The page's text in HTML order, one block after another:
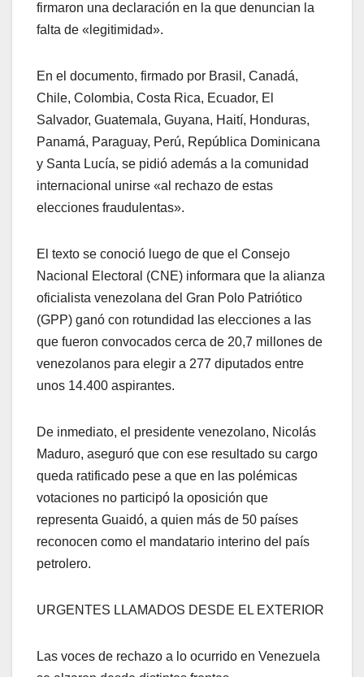
firmaron una declaración en la que denuncian la
falta de «legitimidad».
En el documento, firmado por Brasil, Canadá,
Chile, Colombia, Costa Rica, Ecuador, El
Salvador, Guatemala, Guyana, Haití, Honduras,
Panamá, Paraguay, Perú, República Dominicana
y Santa Lucía, se pidió además a la comunidad
internacional unirse «al rechazo de estas
elecciones fraudulentas».
El texto se conoció luego de que el Consejo
Nacional Electoral (CNE) informara que la alianza
oficialista venezolana del Gran Polo Patriótico
(GPP) ganó con rotundidad las elecciones a las
que fueron convocados cerca de 20,7 millones de
venezolanos para elegir a 277 diputados entre
unos 14.400 aspirantes.
De inmediato, el presidente venezolano, Nicolás
Maduro, aseguró que con ese resultado su cargo
queda ratificado pese a que en las polémicas
votaciones no participó la oposición que
representa Guaidó, a quien más de 50 países
reconocen como el mandatario interino del país
petrolero.
URGENTES LLAMADOS DESDE EL EXTERIOR
Las voces de rechazo a lo ocurrido en Venezuela